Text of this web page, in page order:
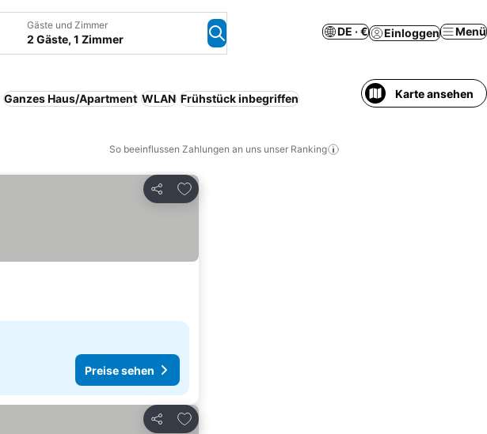
Gäste und Zimmer
2 Gäste, 1 Zimmer
DE · € Einloggen Menü
Ganzes Haus/Apartment WLAN Frühstück inbegriffen Karte ansehen
So beeinflussen Zahlungen an uns unser Ranking
Teilen
Zu Favoriten hinzufügen
Preise sehen
Teilen
Zu Favoriten hinzufügen